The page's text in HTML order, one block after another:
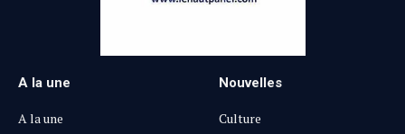
A la une
A la une
Nouvelles
Culture